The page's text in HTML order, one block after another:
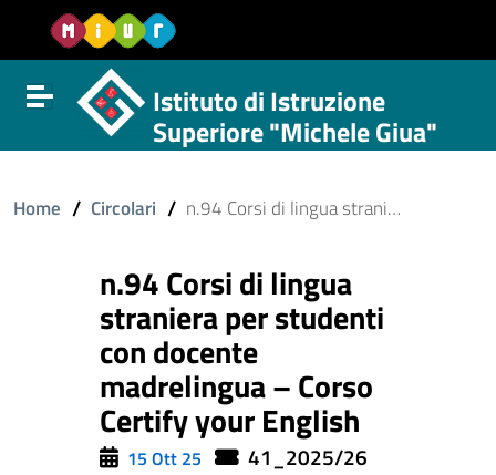
Vai al contenuto
Vail al menu di navigazione
Vai al footer
Attiva disattiva la navigazione
Istituto di Istruzione
Superiore "Michele Giua"
Home / Circolari / n.94 Corsi di lingua straniera per studenti con docente madrelingua – Corso Certify your English
n.94 Corsi di lingua
straniera per studenti
con docente
madrelingua – Corso
Certify your English
15 Ott 25 41_2025/26